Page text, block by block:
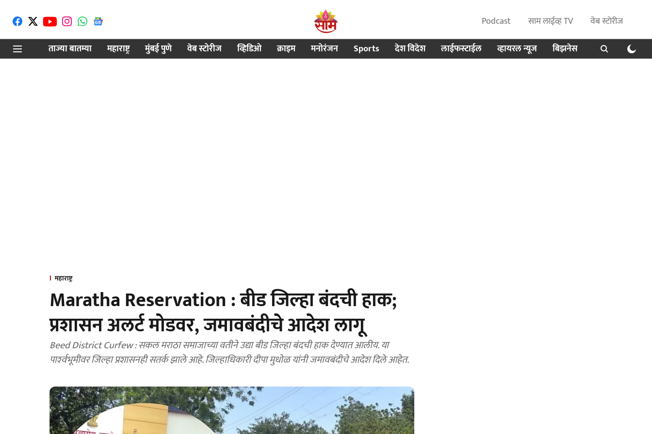
Podcast साम लाईव्ह TV
वेब स्टोरीज
ताज्या बातम्या
महाराष्ट्र मुंबई पुणे वेब स्टोरीज व्हिडिओ क्राइम मनोरंजन Sports देश विदेश लाईफस्टाईल व्हायरल न्यूज बिझनेस
महाराष्ट्र
Maratha Reservation : बीड जिल्हा बंदची हाक;
प्रशासन अलर्ट मोडवर, जमावबंदीचे आदेश लागू
Beed District Curfew : सकल मराठा समाजाच्या वतीने उद्या बीड जिल्हा बंदची हाक देण्यात आलीय. या
पार्श्‍वभूमीवर जिल्हा प्रशासनही सतर्क झाले आहे. जिल्हाधिकारी दीपा मुधोळ यांनी जमावबंदीचे आदेश दिले आहेत.